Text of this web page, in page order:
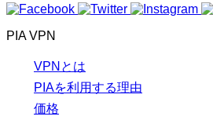
PIA VPN
VPNとは
PIAを利用する理由
価格